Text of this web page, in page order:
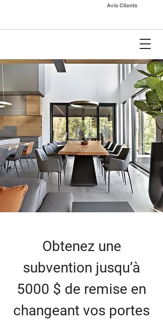
Obtenez une
subvention jusqu’à
5000 $ de remise en
changeant vos portes